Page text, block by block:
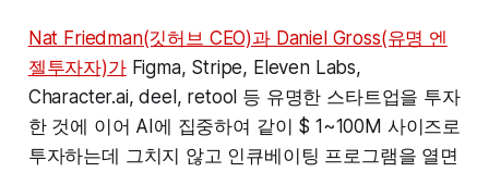
Nat Friedman(깃허브 CEO)과 Daniel Gross(유명 엔
젤투자자)가Figma, Stripe, Eleven Labs,
Character.ai, deel, retool 등 유명한 스타트업을 투자
한 것에 이어 AI에 집중하여 같이 $ 1~100M 사이즈로
투자하는데 그치지 않고 인큐베이팅 프로그램을 열면